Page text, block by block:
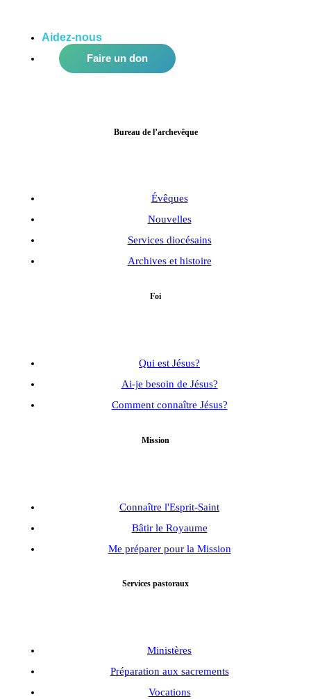
Aidez-nous
Faire un don
Bureau de l’archevêque
Évêques
Nouvelles
Services diocésains
Archives et histoire
Foi
Qui est Jésus?
Ai-je besoin de Jésus?
Comment connaître Jésus?
Mission
Connaître l'Esprit-Saint
Bâtir le Royaume
Me préparer pour la Mission
Services pastoraux
Ministères
Préparation aux sacrements
Vocations